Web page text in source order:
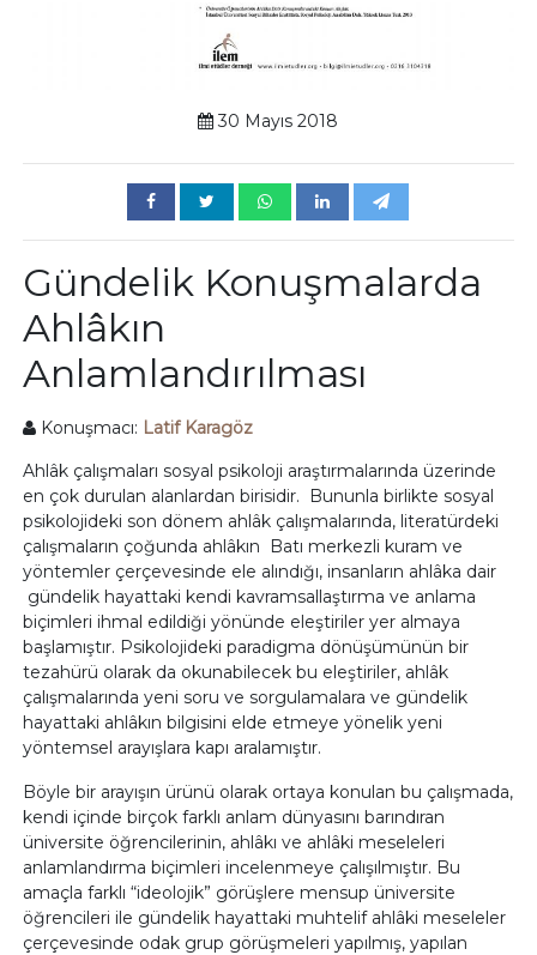
30 Mayıs 2018
Gündelik Konuşmalarda
Ahlâkın
Anlamlandırılması
Konuşmacı: Latif Karagöz
Ahlâk çalışmaları sosyal psikoloji araştırmalarında üzerinde
en çok durulan alanlardan birisidir. Bununla birlikte sosyal
psikolojideki son dönem ahlâk çalışmalarında, literatürdeki
çalışmaların çoğunda ahlâkın Batı merkezli kuram ve
yöntemler çerçevesinde ele alındığı, insanların ahlâka dair
gündelik hayattaki kendi kavramsallaştırma ve anlama
biçimleri ihmal edildiği yönünde eleştiriler yer almaya
başlamıştır. Psikolojideki paradigma dönüşümünün bir
tezahürü olarak da okunabilecek bu eleştiriler, ahlâk
çalışmalarında yeni soru ve sorgulamalara ve gündelik
hayattaki ahlâkın bilgisini elde etmeye yönelik yeni
yöntemsel arayışlara kapı aralamıştır.
Böyle bir arayışın ürünü olarak ortaya konulan bu çalışmada,
kendi içinde birçok farklı anlam dünyasını barındıran
üniversite öğrencilerinin, ahlâkı ve ahlâki meseleleri
anlamlandırma biçimleri incelenmeye çalışılmıştır. Bu
amaçla farklı “ideolojik” görüşlere mensup üniversite
öğrencileri ile gündelik hayattaki muhtelif ahlâki meseleler
çerçevesinde odak grup görüşmeleri yapılmış, yapılan